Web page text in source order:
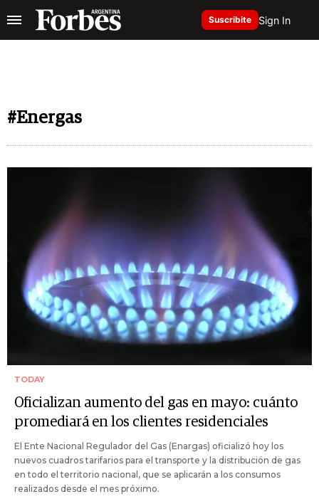
Suscribite Sign In
#Energas
TODAY
Oficializan aumento del gas en mayo: cuánto
promediará en los clientes residenciales
El Ente Nacional Regulador del Gas (Enargas) oficializó hoy los
nuevos cuadros tarifarios para el transporte y la distribución de gas
en todo el territorio nacional, que se aplicarán a los consumos
realizados desde el mes próximo.